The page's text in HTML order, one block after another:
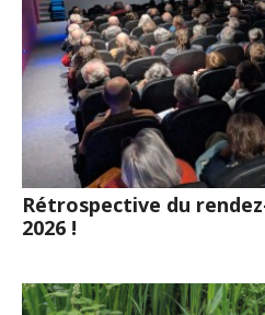
Rétrospective du
2026 !